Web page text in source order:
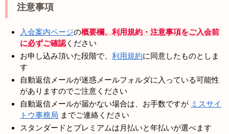
注意事項
入会案内ページの概要欄、利用規約・注意事項をご入会前
に必ずご確認 ください
お申し込み頂いた段階で、 利用規約に同意したものとしま
す
自動返信メールが迷惑メールフォルダに入っている可能性
がありますのでご注意ください
自動返信メールが届かない場合は、お手数ですが ミスサイ
トウ事務局 までご連絡ください
スタンダードとプレミアムは月払いと年払いが選べます